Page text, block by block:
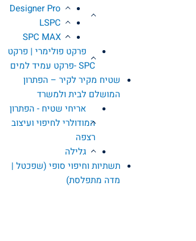
Designer Pro
LSPC
SPC MAX
פרקט פולימרי | פרקט
SPC -פרקט עמיד למים
שטיח מקיר לקיר – הפתרון
המושלם לבית ולמשרד
אריחי שטיח - הפתרון
המודולרי לחיפוי ועיצוב
רצפה
גלילה
תשתיות וחיפוי סופי (שפכטל |
מדה מתפלסת)